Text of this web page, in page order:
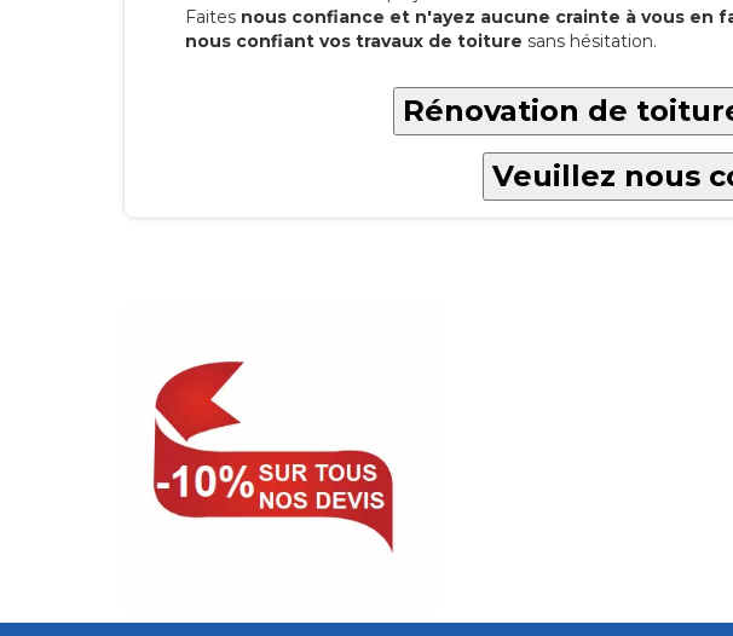
Faites nous confiance et n'ayez aucune crainte à vous en
nous confiant vos travaux de toiture sans hésitation.
Rénovation de
Veuillez nous